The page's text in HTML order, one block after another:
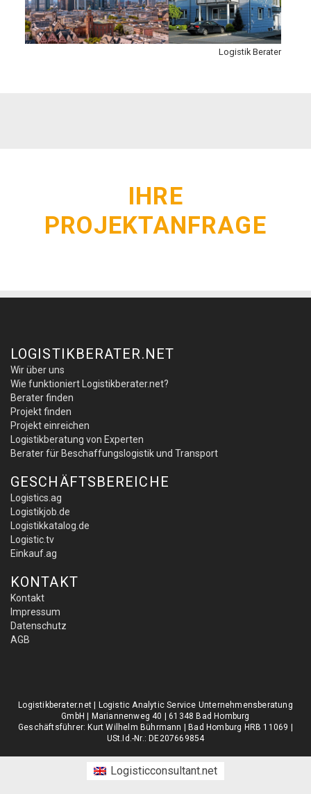
Logistik Berater
IHRE
PROJEKTANFRAGE
LOGISTIKBERATER.NET
Wir über uns
Wie funktioniert Logistikberater.net?
Berater finden
Projekt finden
Projekt einreichen
Logistikberatung von Experten
Berater für Beschaffungslogistik und Transport
GESCHÄFTSBEREICHE
Logistics.ag
Logistikjob.de
Logistikkatalog.de
Logistic.tv
Einkauf.ag
KONTAKT
Kontakt
Impressum
Datenschutz
AGB
Logistikberater.net | Logistic Analytic Service Unternehmensberatung
GmbH | Mariannenweg 40 | 61348 Bad Homburg
Geschäftsführer: Kurt Wilhelm Bührmann | Bad Homburg HRB 11069 |
USt.Id.-Nr.: DE207669854
Logisticconsultant.net